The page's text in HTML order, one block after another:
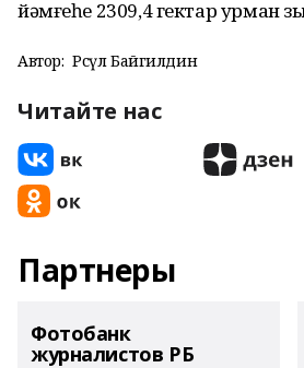
йәмғеһе 2309,4 гектар урман
Автор: Рәсүл Байгилдин
Читайте нас
Партнеры
Фотобанк
журналистов РБ